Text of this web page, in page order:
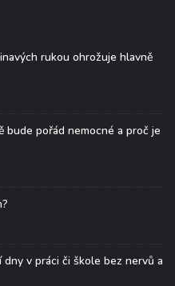
rukou ohrožuje hlavně
bude pořád nemocné a proč je
dny v práci či škole bez nervů a